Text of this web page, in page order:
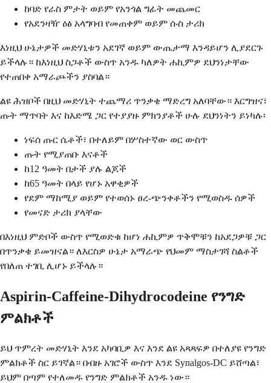
ከባድ የራስ ምታት ወይም የአንጎል ግፊት መጨመር
የአደንዛዥ ዕፅ አላግባብ የመጠቀም ወይም ሱስ ታሪክ
እነዚህ ሁኔታዎች መድሃኒቱን አደገኛ ወይም ውጤታማ እንዳይሆን ሊያደርጉ
ይችላሉ። ከእነዚህ ስጋቶች ውስጥ አንዱ ካለዎት ሐኪምዎ ደህንነታቸው
የተጠበቀ አማራጮችን ያስባል።
ልዩ ሕዝቦች በዚህ መድሃኒት ተጨማሪ ጥንቃቄ ማድረግ አለባቸው። እርግዝና፣
ጡት ማጥባት እና ከእድሜ ጋር የተያያዙ ምክንያቶች ሁሉ ደህንነትን ይነካሉ፡
ነፍሰ ጡር ሴቶች፣ በተለይም በሦስተኛው ወር ውስጥ
ጡት የሚያጠቡ እናቶች
ከ12 ዓመት በታች ያሉ ልጆች
ከ65 ዓመት በላይ የሆኑ አዋቂዎች
የደም ማከሚያ ወይም የተወሰኑ ፀረ-ጭንቀቶችን የሚወስዱ ሰዎች
የመናድ ታሪክ ያላቸው
በእነዚህ ምድቦች ውስጥ የሚወድቁ ከሆነ ሐኪምዎ ጥቅሞቹን ከአደጋዎቹ ጋር
በጥንቃቄ ይመዝናል። ለእርስዎ ሁኔታ አማራጭ የህመም ማስታገሻ ስልቶች
የበለጠ ተገቢ ሊሆኑ ይችላሉ።
Aspirin-Caffeine-Dihydrocodeine የንግድ
ምልክቶች
ይህ ጥምረት መድሃኒት እንደ አካባቢዎ እና እንደ ልዩ አጻጻፍዎ በተለያዩ የንግድ
ምልክቶች ስር ይገኛል። በብዙ አገሮች ውስጥ እንደ Synalgos-DC ይሸጣል፣
ይህም በጣም የተለመዱ የንግድ ምልክቶች አንዱ ነው።